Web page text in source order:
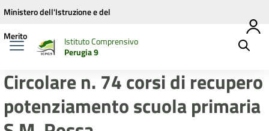
Vai ai contenuti
Vai al menu di navigazione
Vai al footer
Ministero dell'Istruzione e del
Merito
Istituto Comprensivo
Perugia 9
Circolare n. 74 corsi di recupero
potenziamento scuola primaria